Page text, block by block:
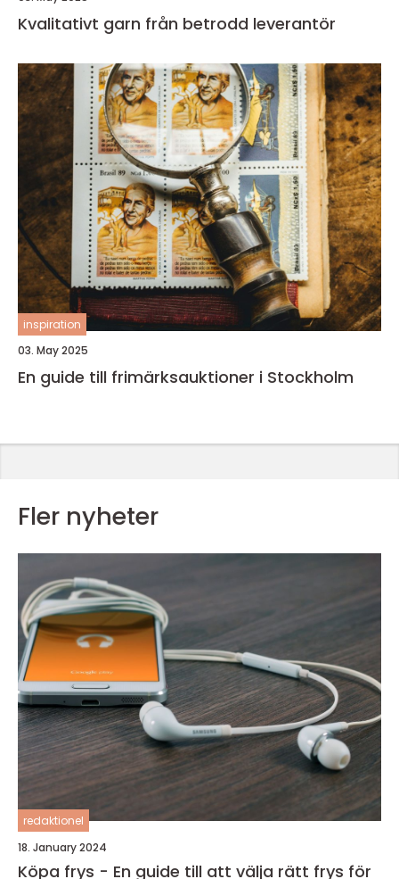
Kvalitativt garn från betrodd leverantör
inspiration
03. May 2025
En guide till frimärksauktioner i Stockholm
Fler nyheter
redaktionel
18. January 2024
Köpa frys - En guide till att välja rätt frys för